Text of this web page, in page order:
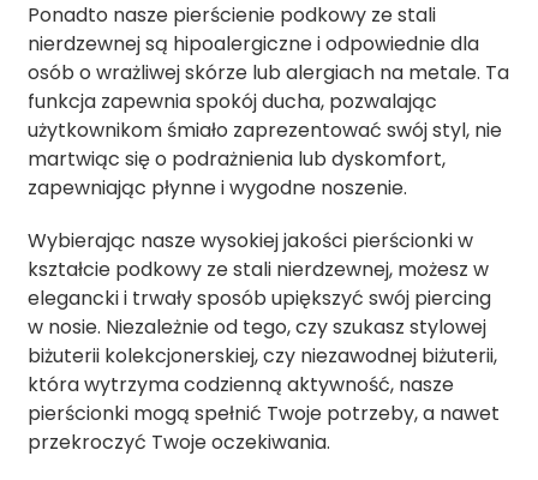
Ponadto nasze pierścienie podkowy ze stali
nierdzewnej są hipoalergiczne i odpowiednie dla
osób o wrażliwej skórze lub alergiach na metale. Ta
funkcja zapewnia spokój ducha, pozwalając
użytkownikom śmiało zaprezentować swój styl, nie
martwiąc się o podrażnienia lub dyskomfort,
zapewniając płynne i wygodne noszenie.
Wybierając nasze wysokiej jakości pierścionki w
kształcie podkowy ze stali nierdzewnej, możesz w
elegancki i trwały sposób upiększyć swój piercing
w nosie. Niezależnie od tego, czy szukasz stylowej
biżuterii kolekcjonerskiej, czy niezawodnej biżuterii,
która wytrzyma codzienną aktywność, nasze
pierścionki mogą spełnić Twoje potrzeby, a nawet
przekroczyć Twoje oczekiwania.